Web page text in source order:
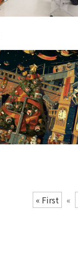
« First «